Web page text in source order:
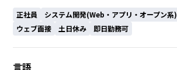
正社員 システム開発(Web・アプリ・オープン系)
ウェブ面接
土日休み 即日勤務可
言語